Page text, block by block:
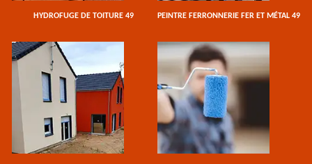
HYDROFUGE DE TOITURE 49 PEINTRE FERRONNERIE FER ET MÉTAL 49